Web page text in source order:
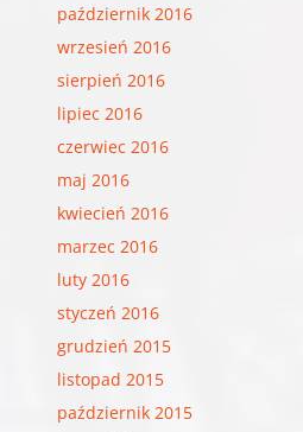
październik 2016
wrzesień 2016
sierpień 2016
lipiec 2016
czerwiec 2016
maj 2016
kwiecień 2016
marzec 2016
luty 2016
styczeń 2016
grudzień 2015
listopad 2015
październik 2015